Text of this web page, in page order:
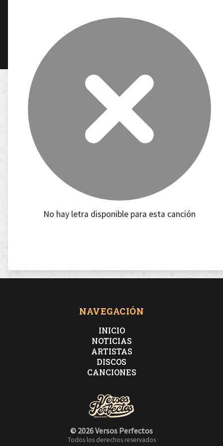
No hay letra disponible para esta canción
NAVEGACIÓN
INICIO
NOTICIAS
ARTISTAS
DISCOS
CANCIONES
© 2026 Versos Perfectos
Todos los derechos reservados